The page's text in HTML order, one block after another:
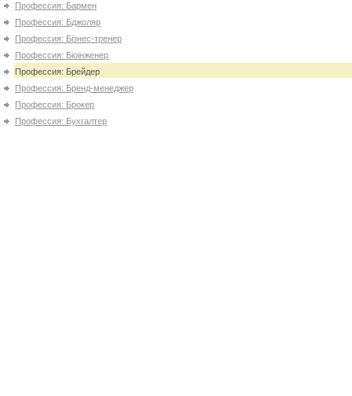
Профессия: Бармен
Профессия: Бджоляр
Профессия: Бізнес-тренер
Профессия: Біоінженер
Профессия: Брейдер
Профессия: Бренд-менеджер
Профессия: Брокер
Профессия: Бухгалтер